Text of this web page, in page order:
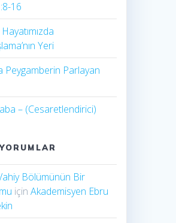
16
Yeri
Peygamberin Parlayan
– (Cesaretlendirici)
Bölümünün Bir
içinAkademisyen Ebru